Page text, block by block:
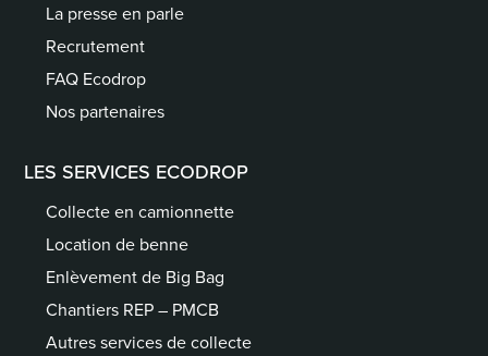
La presse en parle
Recrutement
FAQ Ecodrop
Nos partenaires
LES SERVICES ECODROP
Collecte en camionnette
Location de benne
Enlèvement de Big Bag
Chantiers REP – PMCB
Autres services de collecte